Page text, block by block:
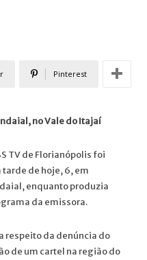
Pinterest
no Vale do Itajaí
TV de Florianópolis foi
de hoje, 6, em
enquanto produzia
da emissora.
respeito da denúncia do
de um cartel na região do